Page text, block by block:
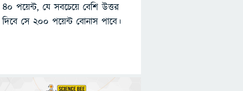
৪০ পয়েন্ট, যে সবচেয়ে বেশি উত্তর
দিবে সে ২০০ পয়েন্ট বোনাস পাবে।